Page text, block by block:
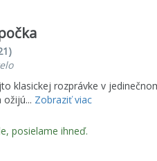
klasickej rozprávke v
Zobraziť viac
posielame ihneď.